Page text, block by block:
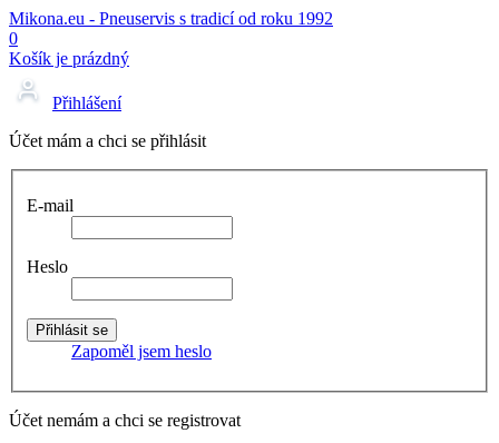
Mikona.eu - Pneuservis s tradicí od roku 1992
0
Košík je prázdný
Přihlášení
Účet mám a chci se přihlásit
E-mail
Heslo
Zapoměl jsem heslo
Účet nemám a chci se registrovat